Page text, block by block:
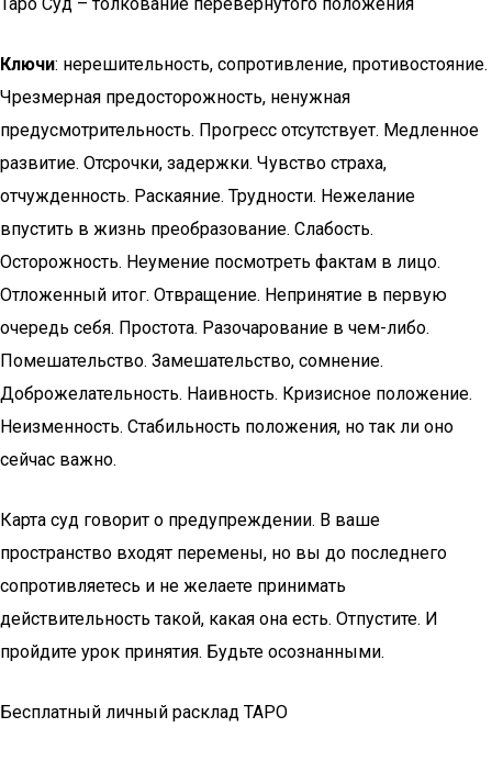
Ключи: нерешительность, сопротивление, противостояние.
Чрезмерная предосторожность, ненужная
предусмотрительность. Прогресс отсутствует. Медленное
развитие. Отсрочки, задержки. Чувство страха,
отчужденность. Раскаяние. Трудности. Нежелание
впустить в жизнь преобразование. Слабость.
Осторожность. Неумение посмотреть фактам в лицо.
Отложенный итог. Отвращение. Непринятие в первую
очередь себя. Простота. Разочарование в чем-либо.
Помешательство. Замешательство, сомнение.
Доброжелательность. Наивность. Кризисное положение.
Неизменность. Стабильность положения, но так ли оно
сейчас важно.
Карта суд говорит о предупреждении. В ваше
пространство входят перемены, но вы до последнего
сопротивляетесь и не желаете принимать
действительность такой, какая она есть. Отпустите. И
пройдите урок принятия. Будьте осознанными.
Бесплатный личный расклад ТАРО